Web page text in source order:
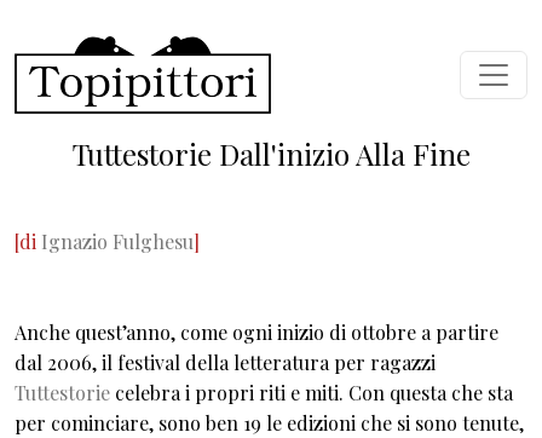
Tuttestorie Dall'inizio Alla Fine
[di Ignazio Fulghesu]
Anche quest’anno, come ogni inizio di ottobre a partire
dal 2006, il festival della letteratura per ragazzi
Tuttestorie celebra i propri riti e miti. Con questa che sta
per cominciare, sono ben 19 le edizioni che si sono tenute,